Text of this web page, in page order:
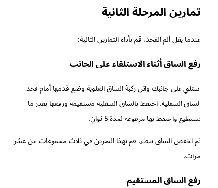
تمارين المرحلة الثانية
عندما يقل ألم الفخذ، قم بأداء التمارين التالية:
رفع الساق أثناء الاستلقاء على الجانب
استلقِ على جانبك واثنِ ركبة الساق العلوية وضع قدمها أمام فخذ
الساق السفلية. احتفظ بالساق السفلية مستقيمة ورفعها بقدر ما
تستطيع واحتفظ بها مرفوعة لمدة 5 ثوانٍ.
ثم اخفض الساق ببطء. قم بهذا التمرين في ثلاث مجموعات من عشر
مرات.
رفع الساق المستقيم